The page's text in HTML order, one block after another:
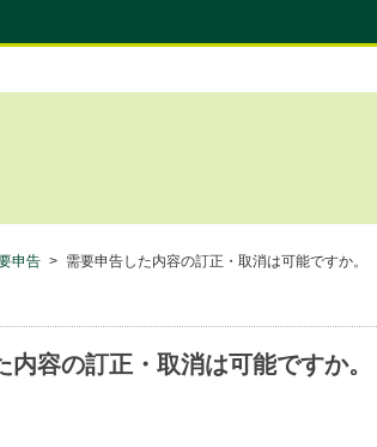
申告 > 需要申告した内容の訂正・取消は可能ですか。
内容の訂正・取消は可能ですか。